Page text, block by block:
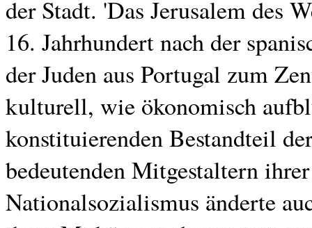
der Stadt. 'Das Jerusalem des
16. Jahrhundert nach der
der Juden aus Portugal zum
kulturell, wie ökonomisch
konstituierenden Bestandteil
bedeutenden Mitgestaltern
Nationalsozialismus änderte